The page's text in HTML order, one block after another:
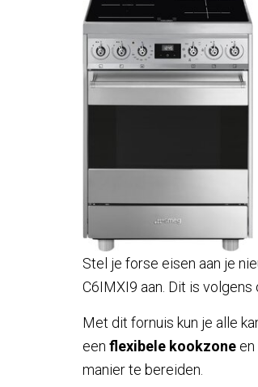
Stel je forse eisen aan je
C6IMXI9 aan. Dit is
Met dit fornuis kun je alle
een flexibele kookzone en
manier te bereiden.